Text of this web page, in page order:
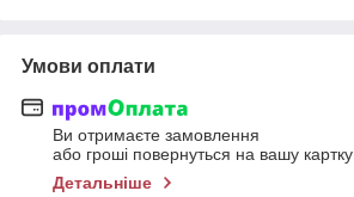
Умови оплати
Ви отримаєте замовлення
або гроші повернуться на вашу картку
Детальніше